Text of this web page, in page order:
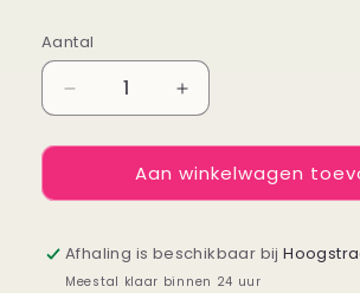
Aantal
Aantal
Aantal
verlagen
voor
Veel
nieuwe
huis
Aantal
verhogen
voor
Kaartje
Veel
nieuwe
huis
Aan winkelwagen
Afhaling is beschikbaar bij
Meestal klaar binnen 24 uur